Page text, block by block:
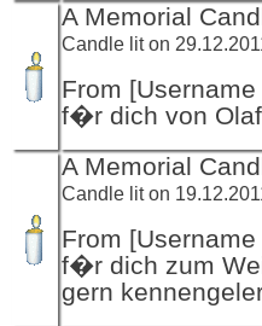
A Memorial
Candle lit on
From
f�r dich von
A Memorial
Candle lit on
From
f�r dich zum
gern